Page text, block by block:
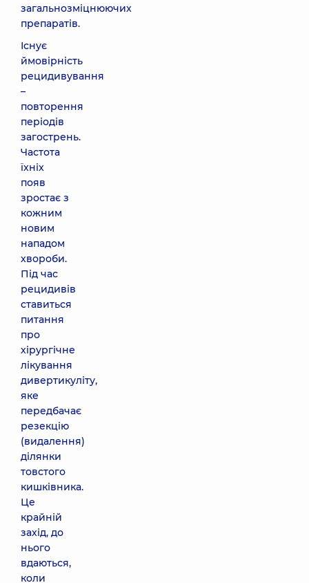
загальнозміцнюючих
препаратів.
Існує
ймовірність
рецидивування
–
повторення
періодів
загострень.
Частота
їхніх
появ
зростає з
кожним
новим
нападом
хвороби.
Під час
рецидивів
ставиться
питання
про
хірургічне
лікування
дивертикуліту,
яке
передбачає
резекцію
(видалення)
ділянки
товстого
кишківника.
Це
крайній
захід, до
нього
вдаються,
коли